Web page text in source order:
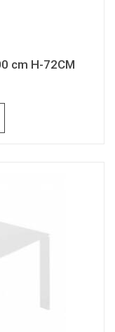
cm H-72CM